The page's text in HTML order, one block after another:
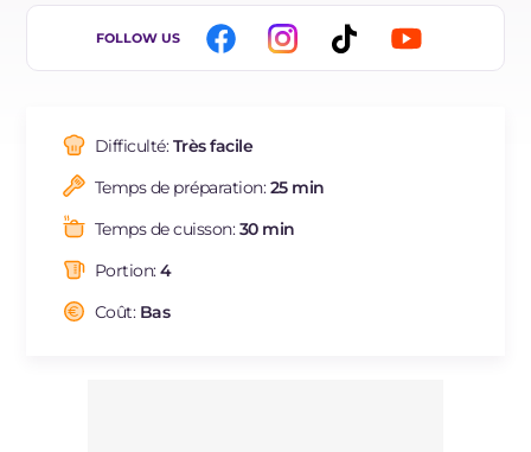
IT
ES
BR
NL
FOLLOW US
Difficulté:Très facile
Temps de préparation:25 min
Temps de cuisson:30 min
Portion:4
Coût: Bas